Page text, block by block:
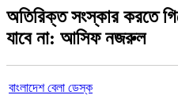
অতিরিক্ত সংস্কার করতে
যাবে না: আসিফ নজরুল
বাংলাদেশ বেলা ডেস্ক